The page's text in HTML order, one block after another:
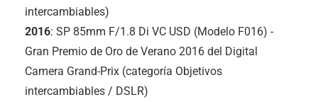
intercambiables)
2016: SP 85mm F/1.8 Di VC USD (Modelo F016) -
Gran Premio de Oro de Verano 2016 del Digital
Camera Grand-Prix (categoría Objetivos
intercambiables / DSLR)